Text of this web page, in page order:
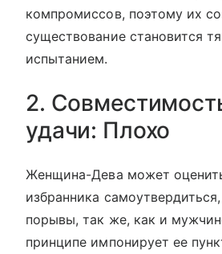
компромиссов, поэтому их
существование становится
испытанием.
2.
удачи: Плохо
Женщина-Дева может
избранника
порывы, так же, как и
принципе импонирует ее